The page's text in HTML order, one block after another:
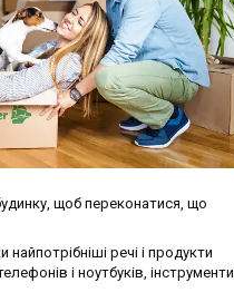
щоб переконатися, що
речі і продукти
і ноутбуків, інструменти